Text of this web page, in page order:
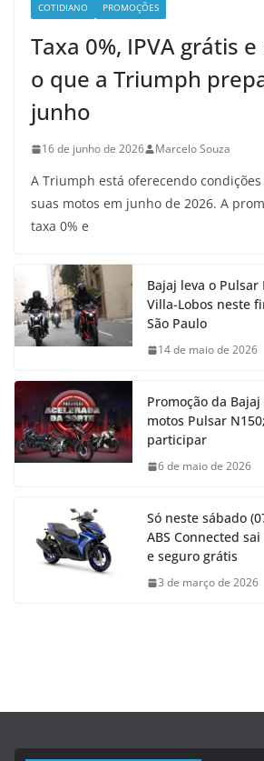
COTIDIANO PROMOÇÕES
Taxa 0%, IPVA grátis
o que a Triumph
junho
16 de junho de 2026 Marcelo Souza
A Triumph está oferecendo
suas motos em junho de 2026. A
taxa 0% e
Bajaj leva o Pulsar
Villa-Lobos neste
São Paulo
14 de maio de 2026
Promoção da
motos Pulsar
participar
6 de maio de 2026
Só neste sábado
ABS Connected
e seguro grátis
3 de março de 2026